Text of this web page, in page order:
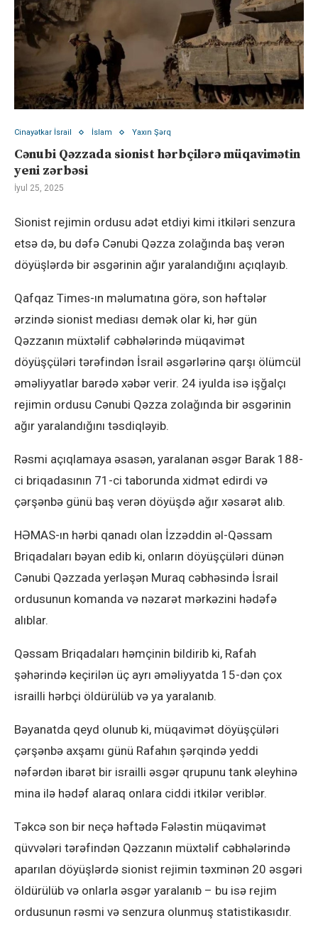
Cinayətkar İsrail İslam Yaxın Şərq
Cənubi Qəzzada sionist hərbçilərə müqavimətin
yeni zərbəsi
İyul 25, 2025
Sionist rejimin ordusu adət etdiyi kimi itkiləri senzura
etsə də, bu dəfə Cənubi Qəzza zolağında baş verən
döyüşlərdə bir əsgərinin ağır yaralandığını açıqlayıb.
Qafqaz Times-ın məlumatına görə, son həftələr
ərzində sionist mediası demək olar ki, hər gün
Qəzzanın müxtəlif cəbhələrində müqavimət
döyüşçüləri tərəfindən İsrail əsgərlərinə qarşı ölümcül
əməliyyatlar barədə xəbər verir. 24 iyulda isə işğalçı
rejimin ordusu Cənubi Qəzza zolağında bir əsgərinin
ağır yaralandığını təsdiqləyib.
Rəsmi açıqlamaya əsasən, yaralanan əsgər Barak 188-
ci briqadasının 71-ci taborunda xidmət edirdi və
çərşənbə günü baş verən döyüşdə ağır xəsarət alıb.
HƏMAS-ın hərbi qanadı olan İzzəddin əl-Qəssam
Briqadaları bəyan edib ki, onların döyüşçüləri dünən
Cənubi Qəzzada yerləşən Muraq cəbhəsində İsrail
ordusunun komanda və nəzarət mərkəzini hədəfə
alıblar.
Qəssam Briqadaları həmçinin bildirib ki, Rafah
şəhərində keçirilən üç ayrı əməliyyatda 15-dən çox
israilli hərbçi öldürülüb və ya yaralanıb.
Bəyanatda qeyd olunub ki, müqavimət döyüşçüləri
çərşənbə axşamı günü Rafahın şərqində yeddi
nəfərdən ibarət bir israilli əsgər qrupunu tank əleyhinə
mina ilə hədəf alaraq onlara ciddi itkilər veriblər.
Təkcə son bir neçə həftədə Fələstin müqavimət
qüvvələri tərəfindən Qəzzanın müxtəlif cəbhələrində
aparılan döyüşlərdə sionist rejimin təxminən 20 əsgəri
öldürülüb və onlarla əsgər yaralanıb – bu isə rejim
ordusunun rəsmi və senzura olunmuş statistikasıdır.